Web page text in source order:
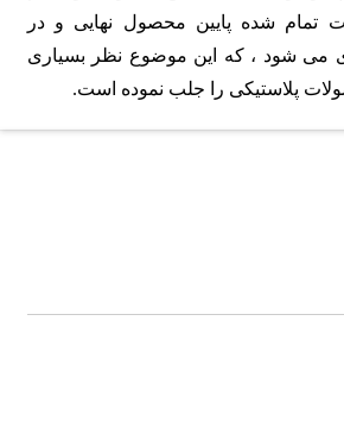
تمام شده پایین محصول نهایی و در
می شود ، که این موضوع نظر بسیاری
پلاستیکی را جلب نموده است.